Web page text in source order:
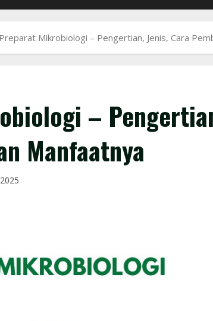
Preparat Mikrobiologi – Pengertian, Jenis, Cara
–
Manfaatnya